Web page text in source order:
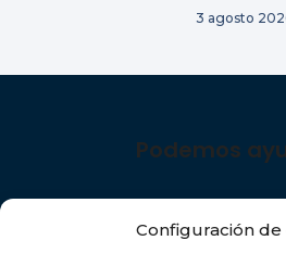
Configuración de
3 agosto
Podemos